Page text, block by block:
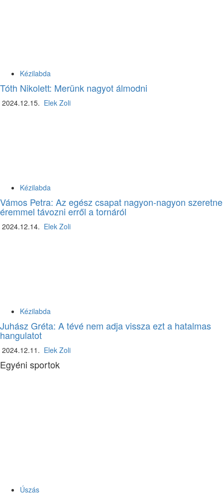
Kézilabda
Tóth Nikolett: Merünk nagyot álmodni
2024.12.15. Elek Zoli
Kézilabda
Vámos Petra: Az egész csapat nagyon-nagyon szeretne
éremmel távozni erről a tornáról
2024.12.14. Elek Zoli
Kézilabda
Juhász Gréta: A tévé nem adja vissza ezt a hatalmas
hangulatot
2024.12.11. Elek Zoli
Egyéni sportok
Úszás